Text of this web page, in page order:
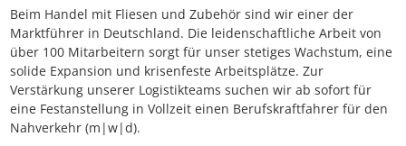
Beim Handel mit Fliesen und Zubehör sind wir einer der
Marktführer in Deutschland. Die leidenschaftliche Arbeit von
über 100 Mitarbeitern sorgt für unser stetiges Wachstum, eine
solide Expansion und krisenfeste Arbeitsplätze. Zur
Verstärkung unserer Logistikteams suchen wir ab sofort für
eine Festanstellung in Vollzeit einen Berufskraftfahrer für den
Nahverkehr (m|w|d).